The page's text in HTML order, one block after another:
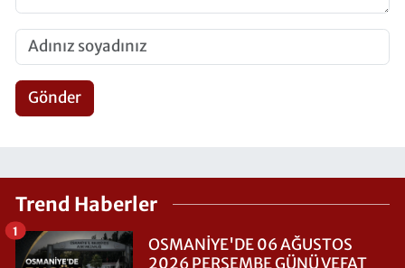
Gönder
Trend Haberler
OSMANİYE'DE 06 AĞUSTOS
2026 PERŞEMBE GÜNÜ VEFAT
1